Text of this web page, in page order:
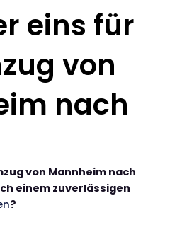
eins für
von
nach
von Mannheim nach
einem zuverlässigen
?